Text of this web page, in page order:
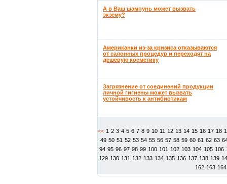
А в Ваш шампунь может вызвать
экзему?
Американки из-за кризиса отказываются
от салонных процедур и переходят на
дешевую косметику
Загрязнение от соединений продукции
личной гигиены может вызвать
устойчивость к антибиотикам
<< 1 2 3 4 5 6 7 8 9 10 11 12 13 14 15 16 17 18
49 50 51 52 53 54 55 56 57 58 59 60 61 62 63
94 95 96 97 98 99 100 101 102 103 104 105 106
129 130 131 132 133 134 135 136 137 138 139
162 163 164